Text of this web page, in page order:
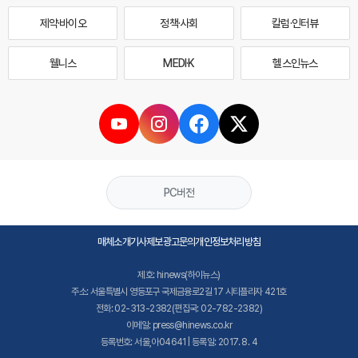
제약·바이오 정책·사회 칼럼·인터뷰
웰니스 MEDI·K 헬스인뉴스
PC버전
매체소개기사제보광고문의개인정보처리방침
제호: hinews(하이뉴스)
주소: 서울특별시 영등포구 국제금융로2길 17 시티플라자 421호
전화: 02-313-2382(편집국: 02-782-2382)
이메일: press@hinews.co.kr
등록번호: 서울,아04641 | 등록일: 2017. 8. 4